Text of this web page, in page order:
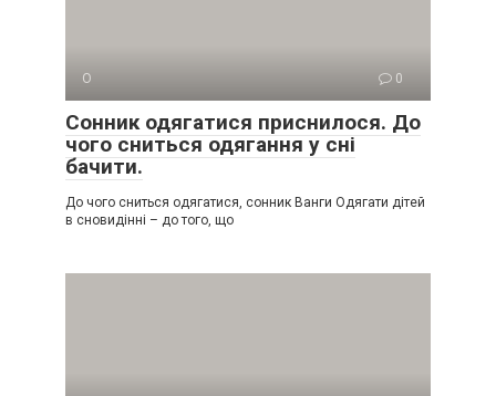
О 0
Сонник одягатися приснилося. До
чого сниться одягання у сні
бачити.
До чого сниться одягатися, сонник Ванги Одягати дітей
в сновидінні – до того, що